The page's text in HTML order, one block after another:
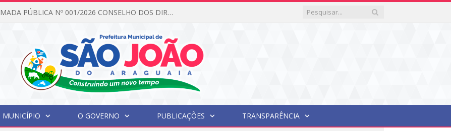
EDITAL DE CHAMADA PÚBLICA Nº 001/2026 CONSELHO DOS DIREITOS DA CRIANÇA E DO ADOLESCENTE
MUNICÍPIO O GOVERNO PUBLICAÇÕES TRANSPARÊNCIA